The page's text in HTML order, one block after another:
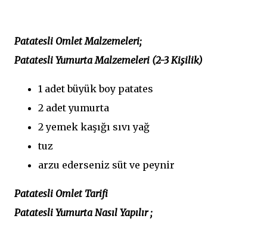
Patatesli Omlet Malzemeleri;
Patatesli Yumurta Malzemeleri (2-3 Kişilik)
1 adet büyük boy patates
2 adet yumurta
2 yemek kaşığı sıvı yağ
tuz
arzu ederseniz süt ve peynir
Patatesli Omlet Tarifi
Patatesli Yumurta Nasıl Yapılır ;